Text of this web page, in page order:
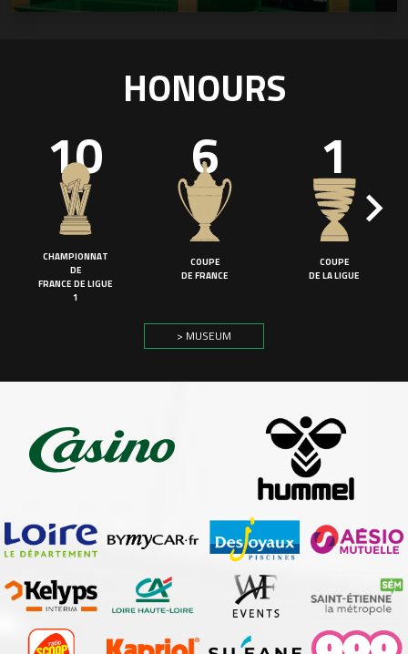
HONOURS
10
CHAMPIONNAT
DE
FRANCE DE LIGUE
1
6
COUPE
DE FRANCE
1
COUPE
DE LA LIGUE
> MUSEUM